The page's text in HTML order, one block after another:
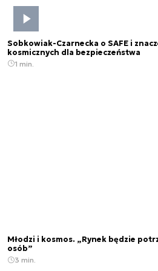
Sobkowiak-Czarnecka o SAFE i
kosmicznych dla bezpieczeństwa
1 min.
Młodzi i kosmos. „Rynek będzie
osób”
3 min.